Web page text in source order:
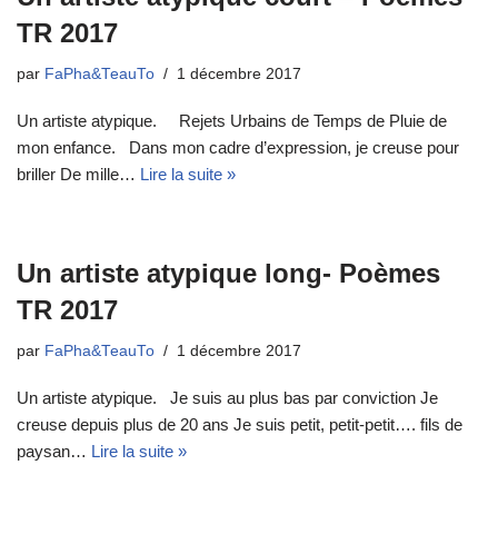
TR 2017
par FaPha&TeauTo 1 décembre 2017
Un artiste atypique. Rejets Urbains de Temps de Pluie de
mon enfance. Dans mon cadre d’expression, je creuse pour
briller De mille… Lire la suite »
Un artiste atypique long- Poèmes
TR 2017
par FaPha&TeauTo 1 décembre 2017
Un artiste atypique. Je suis au plus bas par conviction Je
creuse depuis plus de 20 ans Je suis petit, petit-petit…. fils de
paysan… Lire la suite »